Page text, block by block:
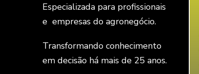
Especializada para profissionais
e empresas do agronegócio.
Transformando conhecimento
em decisão há mais de 25 anos.